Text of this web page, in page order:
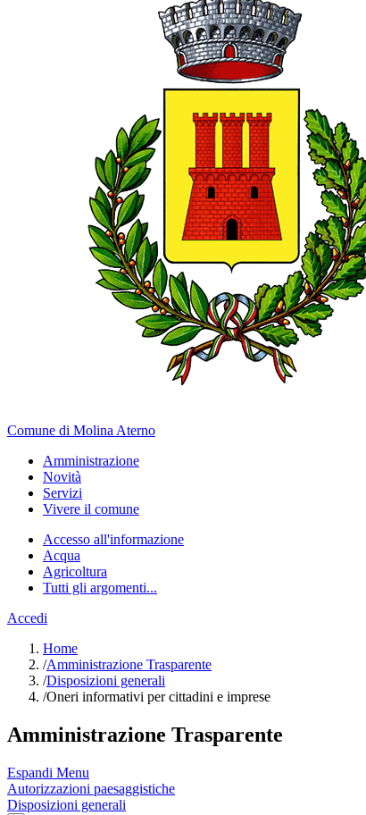
Comune di Molina Aterno
Amministrazione
Novità
Servizi
Vivere il comune
Accesso all'informazione
Acqua
Agricoltura
Tutti gli argomenti...
Accedi
Home
/Amministrazione Trasparente
/Disposizioni generali
/Oneri informativi per cittadini e imprese
Amministrazione Trasparente
Espandi Menu
Autorizzazioni paesaggistiche
Disposizioni generali